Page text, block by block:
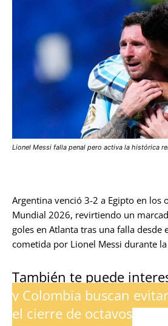
Lionel Messi falla penal pero activa la histórica
Argentina venció 3-2 a Egipto en los
Mundial 2026, revirtiendo un
goles en Atlanta tras una falla desde
cometida por Lionel Messi durante
También te puede
y Colombia buscan
el cierre de octavos